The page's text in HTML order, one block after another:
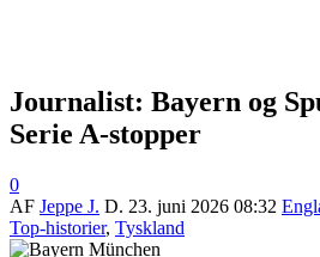
Journalist: Bayern og
Serie A-stopper
0
AF Jeppe J. D. 23. juni 2026 08:32
Top-historier, Tyskland